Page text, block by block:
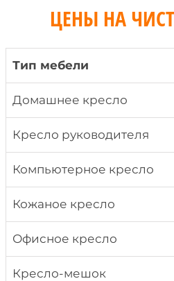
ЦЕНЫ НА
Тип мебели
Домашнее кресло
Кресло руководителя
Компьютерное кресло
Кожаное кресло
Офисное кресло
Кресло-мешок